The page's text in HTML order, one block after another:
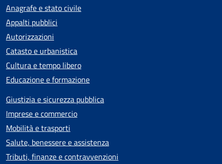
Anagrafe e stato civile
Appalti pubblici
Autorizzazioni
Catasto e urbanistica
Cultura e tempo libero
Educazione e formazione
Giustizia e sicurezza pubblica
Imprese e commercio
Mobilità e trasporti
Salute, benessere e assistenza
Tributi, finanze e contravvenzioni